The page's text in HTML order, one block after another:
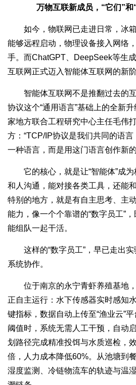
万物互联新成员，“它们”和
如今，物联网已走进日常，冰箱
能够远程启动，物理设备接入网络
手。而ChatGPT、DeepSeek等生
互联网正式迈入智能体互联网的新阶
智能体互联网不是推翻过去的互
协议这个“通用语言”基础上的全新
家地方联合工程研究中心主任毛伟
方：“TCP/IP协议是我们共同的语
一种语言，而是用这门语言创作新
它的核心，就是让“智能体”成
和人沟通，能对接各类工具，还能
特别的地方，就是有自主思考、主
能力，像一个个靠谱的“数字员工”
能组队一起干活。
这样的“数字员工”，早已走出实
系统协作。
位于南京的永宁青虾养殖基地，
正自主运行：水下传感器实时感知
键指标，数据自动上传至“渔业云”
阈值时，系统无需人工干预，自动
划路径完成精准投饵与水质巡检，
倍，人力成本降低60%。从池塘到
湿度监测、冷链物流车的轨迹与温